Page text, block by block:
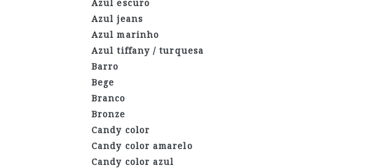
Azul escuro
Azul jeans
Azul marinho
Azul tiffany / turquesa
Barro
Bege
Branco
Bronze
Candy color
Candy color amarelo
Candy color azul